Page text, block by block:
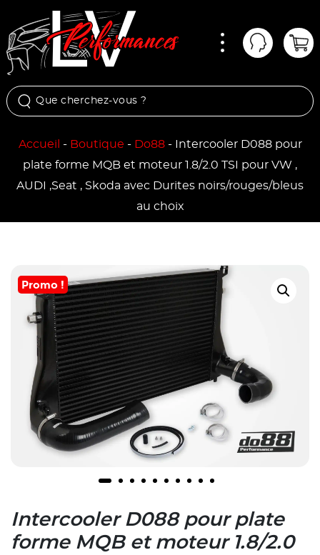
Mon
Accueil - Boutique - Do88- Intercooler D088 pour
plate forme MQB et moteur 1.8/2.0 TSI pour VW ,
AUDI ,Seat , Skoda avec Durites noirs/rouges/bleus
au choix
Promo !
Intercooler D088 pour plate
forme MQB et moteur 1.8/2.0